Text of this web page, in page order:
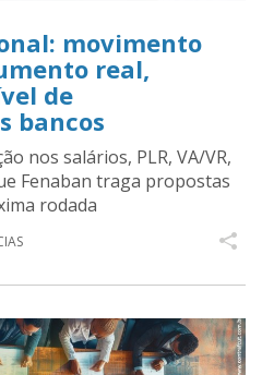
movimento
real,
de
bancos
nos salários, PLR, VA/VR,
Fenaban traga propostas
rodada